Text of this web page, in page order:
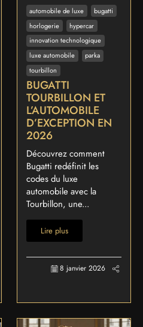
automobile de luxe
bugatti
horlogerie
hypercar
innovation technologique
luxe automobile
parka
tourbillon
BUGATTI
TOURBILLON ET
L’AUTOMOBILE
D’EXCEPTION EN
2026
Découvrez comment
Bugatti redéfinit les
codes du luxe
automobile avec la
Tourbillon, une...
Lire plus
8 janvier 2026